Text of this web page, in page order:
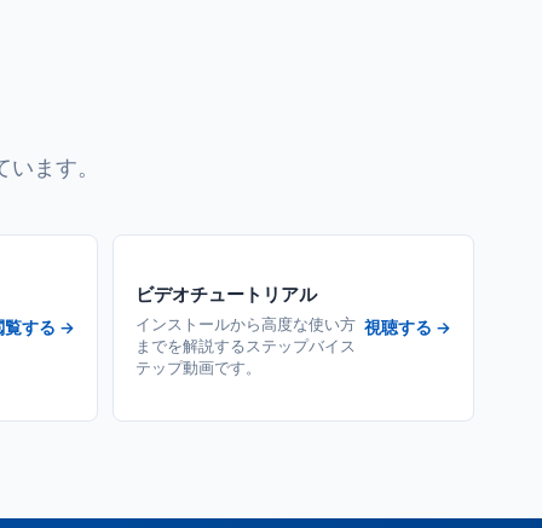
ます。
覧する →
ビデオチュートリアル
インストールから高度な使い方
までを解説するステップバイス
テップ動画です。
視聴する →